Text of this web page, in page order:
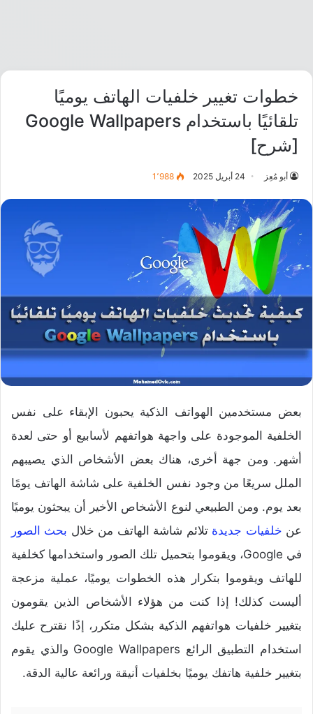
خطوات تغيير خلفيات الهاتف يوميًا
تلقائيًا باستخدام Google Wallpapers
[شرح]
أبو مُعِز 24 أبريل 2025 1٬988
بعض مستخدمين الهواتف الذكية يحبون الإبقاء على نفس
الخلفية الموجودة على واجهة هواتفهم لأسابيع أو حتى لعدة
أشهر. ومن جهة أخرى، هناك بعض الأشخاص الذي يصيبهم
الملل سريعًا من وجود نفس الخلفية على شاشة الهاتف يومًا
بعد يوم. ومن الطبيعي لنوع الأشخاص الأخير أن يبحثون يوميًا
عن خلفيات جديدة تلائم شاشة الهاتف من خلال بحث الصور
في Google، ويقوموا بتحميل تلك الصور واستخدامها كخلفية
للهاتف ويقوموا بتكرار هذه الخطوات يوميًا، عملية مزعجة
أليست كذلك! إذا كنت من هؤلاء الأشخاص الذين يقومون
بتغيير خلفيات هواتفهم الذكية بشكل متكرر، إذًا نقترح عليك
استخدام التطبيق الرائع Google Wallpapers والذي يقوم
بتغيير خلفية هاتفك يوميًا بخلفيات أنيقة ورائعة عالية الدقة.